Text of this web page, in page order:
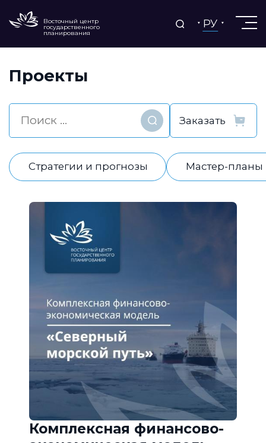
Восточный центр
государственного
планирования
РУ
Проекты
Найти
Стратегии и прогнозы Мастер-планы
Комплексная финансово-